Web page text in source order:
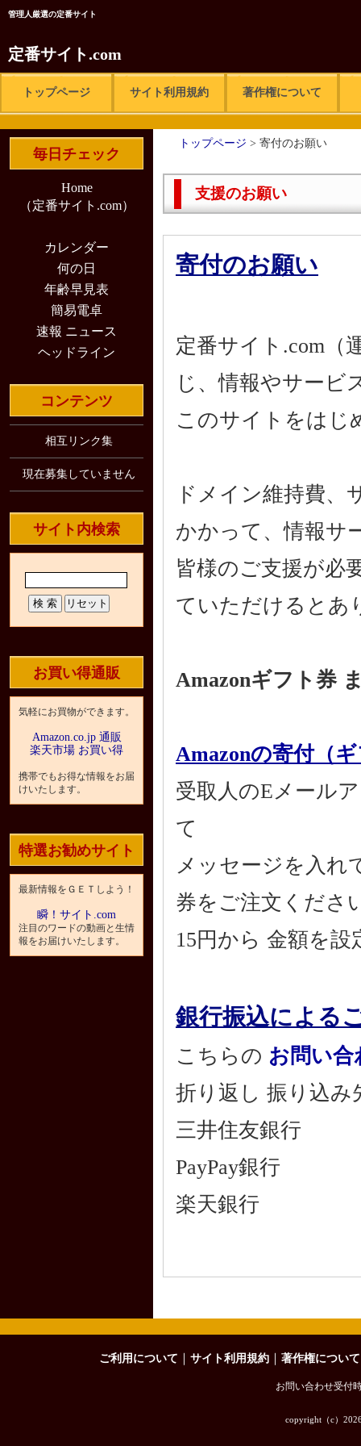
管理人厳選の定番サイト
定番サイト.com
トップページ サイト利用規約 著作権について
トップページ > 寄付のお願い
支援のお願い
寄付のお願い
定番サイト.com（
じ、情報やサービ
このサイトをはじ
ドメイン維持費、
かかって、情報サ
皆様のご支援が必
ていただけるとあ
Amazonギフト券
Amazonの寄付（
受取人のEメール
て
メッセージを入れ
券をご注文くださ
15円から 金額を
銀行振込による
こちらの お問い
折り返し 振り込み
三井住友銀行
PayPay銀行
楽天銀行
毎日チェック
Home
（定番サイト.com）
カレンダー
何の日
年齢早見表
簡易電卓
速報 ニュース
ヘッドライン
コンテンツ
相互リンク集
現在募集していません
サイト内検索
お買い得通販
気軽にお買物ができます。
Amazon.co.jp 通販
楽天市場 お買い得
携帯でもお得な情報をお届
けいたします。
特選お勧めサイト
最新情報をＧＥＴしよう！
瞬！サイト.com
注目のワードの動画と生情
報をお届けいたします。
ご利用について サイト利用規約 著作権について
お問い合わせ受付
copyright（c）